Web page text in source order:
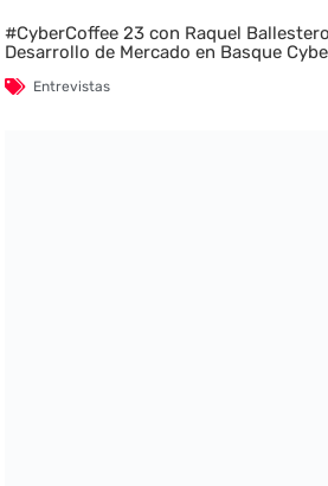
#CyberCoffee 23 con Raquel
Desarrollo de Mercado en Basque
Entrevistas